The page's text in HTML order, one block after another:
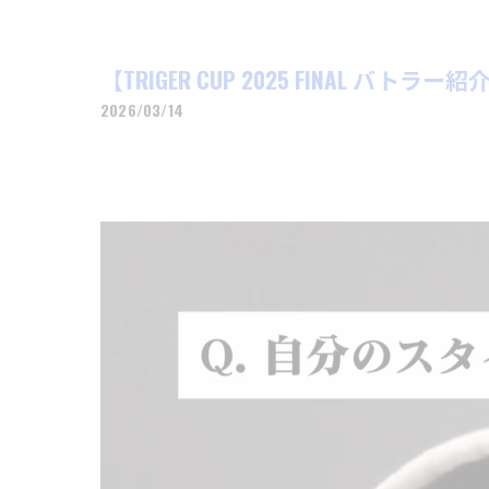
【TRIGER CUP 2025 FINAL バトラー紹
2026/03/14